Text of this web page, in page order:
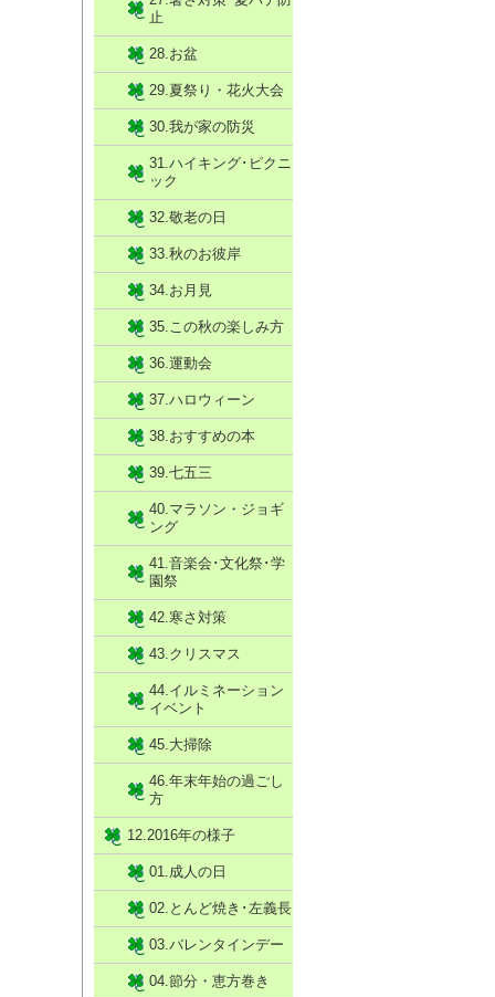
止
28.お盆
29.夏祭り・花火大会
30.我が家の防災
31.ハイキング･ピクニ
ック
32.敬老の日
33.秋のお彼岸
34.お月見
35.この秋の楽しみ方
36.運動会
37.ハロウィーン
38.おすすめの本
39.七五三
40.マラソン・ジョギ
ング
41.音楽会･文化祭･学
園祭
42.寒さ対策
43.クリスマス
44.イルミネーション
イベント
45.大掃除
46.年末年始の過ごし
方
12.2016年の様子
01.成人の日
02.とんど焼き･左義長
03.バレンタインデー
04.節分・恵方巻き